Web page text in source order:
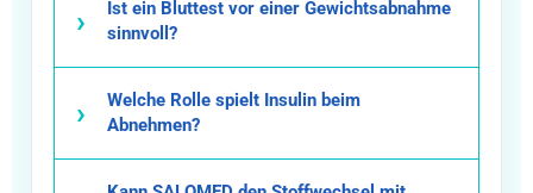
Ist ein Bluttest vor einer Gewichtsabnahme
sinnvoll?
Welche Rolle spielt Insulin beim
Abnehmen?